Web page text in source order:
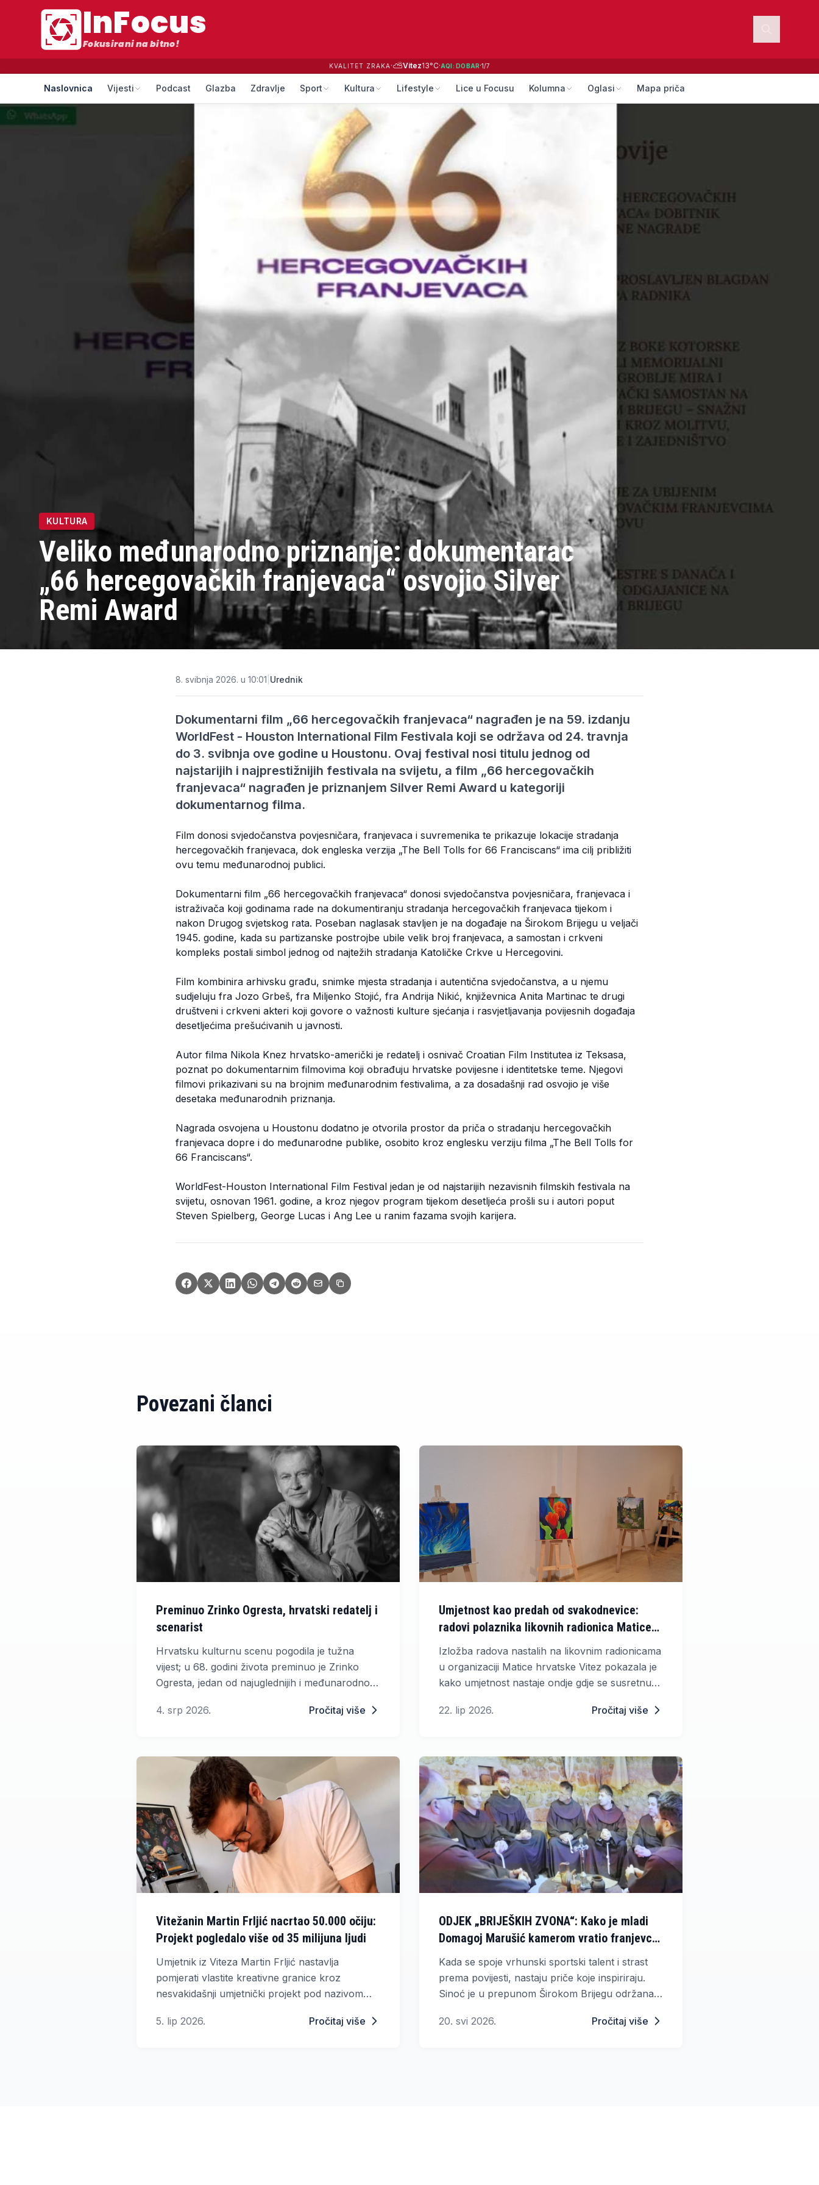
InFocus
Fokusirani na bitno!
KVALITET ZRAKA·⛅Vitez13°C·AQI: DOBAR·1/7
Naslovnica Vijesti Podcast Glazba Zdravlje Sport Kultura Lifestyle Lice u Focusu Kolumna Oglasi Mapa priča
KULTURA
Veliko međunarodno priznanje: dokumentarac
„66 hercegovačkih franjevaca“ osvojio Silver
Remi Award
8. svibnja 2026. u 10:01 Urednik
Dokumentarni film „66 hercegovačkih franjevaca“ nagrađen je na 59. izdanju
WorldFest - Houston International Film Festivala koji se održava od 24. travnja
do 3. svibnja ove godine u Houstonu. Ovaj festival nosi titulu jednog od
najstarijih i najprestižnijih festivala na svijetu, a film „66 hercegovačkih
franjevaca“ nagrađen je priznanjem Silver Remi Award u kategoriji
dokumentarnog filma.
Film donosi svjedočanstva povjesničara, franjevaca i suvremenika te prikazuje lokacije stradanja
hercegovačkih franjevaca, dok engleska verzija „The Bell Tolls for 66 Franciscans“ ima cilj približiti
ovu temu međunarodnoj publici.
Dokumentarni film „66 hercegovačkih franjevaca“ donosi svjedočanstva povjesničara, franjevaca i
istraživača koji godinama rade na dokumentiranju stradanja hercegovačkih franjevaca tijekom i
nakon Drugog svjetskog rata. Poseban naglasak stavljen je na događaje na Širokom Brijegu u veljači
1945. godine, kada su partizanske postrojbe ubile velik broj franjevaca, a samostan i crkveni
kompleks postali simbol jednog od najtežih stradanja Katoličke Crkve u Hercegovini.
Film kombinira arhivsku građu, snimke mjesta stradanja i autentična svjedočanstva, a u njemu
sudjeluju fra Jozo Grbeš, fra Miljenko Stojić, fra Andrija Nikić, književnica Anita Martinac te drugi
društveni i crkveni akteri koji govore o važnosti kulture sjećanja i rasvjetljavanja povijesnih događaja
desetljećima prešućivanih u javnosti.
Autor filma Nikola Knez hrvatsko-američki je redatelj i osnivač Croatian Film Institutea iz Teksasa,
poznat po dokumentarnim filmovima koji obrađuju hrvatske povijesne i identitetske teme. Njegovi
filmovi prikazivani su na brojnim međunarodnim festivalima, a za dosadašnji rad osvojio je više
desetaka međunarodnih priznanja.
Nagrada osvojena u Houstonu dodatno je otvorila prostor da priča o stradanju hercegovačkih
franjevaca dopre i do međunarodne publike, osobito kroz englesku verziju filma „The Bell Tolls for
66 Franciscans“.
WorldFest-Houston International Film Festival jedan je od najstarijih nezavisnih filmskih festivala na
svijetu, osnovan 1961. godine, a kroz njegov program tijekom desetljeća prošli su i autori poput
Steven Spielberg, George Lucas i Ang Lee u ranim fazama svojih karijera.
Povezani članci
Preminuo Zrinko Ogresta, hrvatski redatelj i
scenarist
Hrvatsku kulturnu scenu pogodila je tužna
vijest; u 68. godini života preminuo je Zrinko
Ogresta, jedan od najuglednijih i međunarodno
scenarist i dugogodišnji profesor režije na
4. srp 2026. Pročitaj više
Umjetnost kao predah od svakodnevice:
radovi polaznika likovnih radionica Matice
hrvatske Vitez
Izložba radova nastalih na likovnim radionicama
u organizaciji Matice hrvatske Vitez pokazala je
kako umjetnost nastaje ondje gdje se susretnu
22. lip 2026.
Pročitaj više
Vitežanin Martin Frljić nacrtao 50.000 očiju:
Projekt pogledalo više od 35 milijuna ljudi
Umjetnik iz Viteza Martin Frljić nastavlja
pomjerati vlastite kreativne granice kroz
nesvakidašnji umjetnički projekt pod nazivom
nekoliko mjeseci privukao pažnju desetaka
5. lip 2026. Pročitaj više
ODJEK „BRIJEŠKIH ZVONA“: Kako je mladi
Domagoj Marušić kamerom vratio franjevce
na Široki Brijeg
Kada se spoje vrhunski sportski talent i strast
prema povijesti, nastaju priče koje inspiriraju.
Sinoć je u prepunom Širokom Brijegu održana
Domagoja Marušića, bivše nogometne nade, koji
20. svi 2026. Pročitaj više